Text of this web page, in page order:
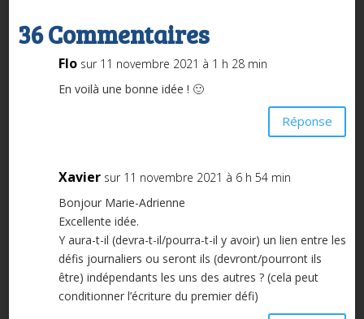
36 Commentaires
Flo sur 11 novembre 2021 à 1 h 28 min
En voilà une bonne idée ! 🙂
Réponse
Xavier sur 11 novembre 2021 à 6 h 54 min
Bonjour Marie-Adrienne
Excellente idée.
Y aura-t-il (devra-t-il/pourra-t-il y avoir) un lien entre les
défis journaliers ou seront ils (devront/pourront ils
être) indépendants les uns des autres ? (cela peut
conditionner l’écriture du premier défi)